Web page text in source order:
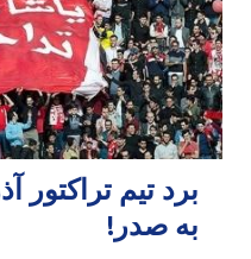
برد تیم تراکتور
به صدر!